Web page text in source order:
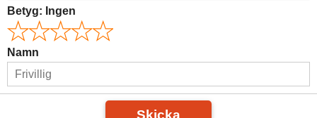
Betyg: Ingen
Namn